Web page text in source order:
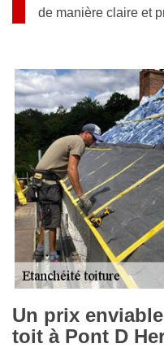
de manière claire et
Un prix
toit à Pont D